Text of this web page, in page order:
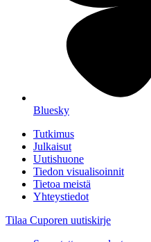
Bluesky
Tutkimus
Julkaisut
Uutishuone
Tiedon visualisoinnit
Tietoa meistä
Yhteystiedot
Tilaa Cuporen uutiskirje